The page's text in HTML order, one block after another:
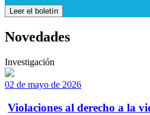
Leer el boletín
Novedades
Investigación
02 de mayo de 2026
Violaciones al derecho a la